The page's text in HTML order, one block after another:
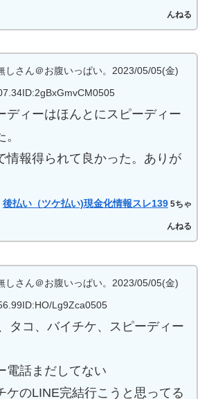
んねる
しさん＠お腹いっぱい。2023/05/05(金)
ディーはほんとにスピーディー
情報得られて良かった。ありが
後払い（ツケ払い)現金化情報スレ139 5ちゃ
んねる
しさん＠お腹いっぱい。2023/05/05(金)
Lg9Zca0505
タコ、バイチケ、スピーディー
電話まだしてない
ケのLINE完結行こうと思ってる